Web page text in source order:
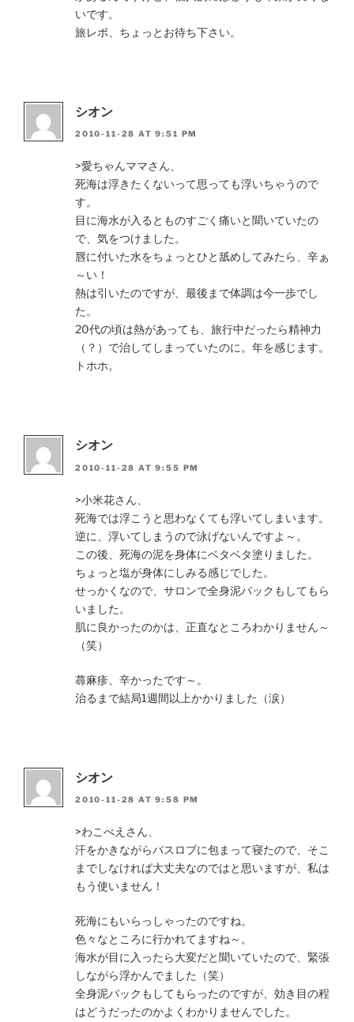
いです。
旅レポ、ちょっとお待ち下さい。
シオン
2010-11-28 AT 9:51 PM
>愛ちゃんママさん、
死海は浮きたくないって思っても浮いちゃうので
す。
目に海水が入るとものすごく痛いと聞いていたの
で、気をつけました。
唇に付いた水をちょっとひと舐めしてみたら、辛ぁ
～い！
熱は引いたのですが、最後まで体調は今一歩でし
た。
20代の頃は熱があっても、旅行中だったら精神力
（？）で治してしまっていたのに。年を感じます。
トホホ。
シオン
2010-11-28 AT 9:55 PM
>小米花さん、
死海では浮こうと思わなくても浮いてしまいます。
逆に、浮いてしまうので泳げないんですよ～。
この後、死海の泥を身体にベタベタ塗りました。
ちょっと塩が身体にしみる感じでした。
せっかくなので、サロンで全身泥パックもしてもら
いました。
肌に良かったのかは、正直なところわかりません～
（笑）
蕁麻疹、辛かったです～。
治るまで結局1週間以上かかりました（涙）
シオン
2010-11-28 AT 9:58 PM
>わこべえさん、
汗をかきながらバスロブに包まって寝たので、そこ
までしなければ大丈夫なのではと思いますが、私は
もう使いません！
死海にもいらっしゃったのですね。
色々なところに行かれてますね～。
海水が目に入ったら大変だと聞いていたので、緊張
しながら浮かんでました（笑）
全身泥パックもしてもらったのですが、効き目の程
はどうだったのかよくわかりませんでした。